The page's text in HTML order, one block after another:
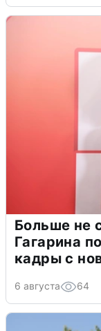
Больше не
Гагарина
кадры с
6 августа 64